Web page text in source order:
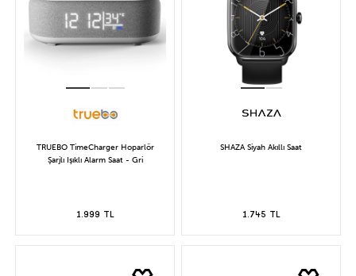
TRUEBO TimeCharger Hoparlör
Şarjlı Işıklı Alarm Saat - Gri
1.999 TL
SHAZA Siyah Akıllı Saat
1.745 TL